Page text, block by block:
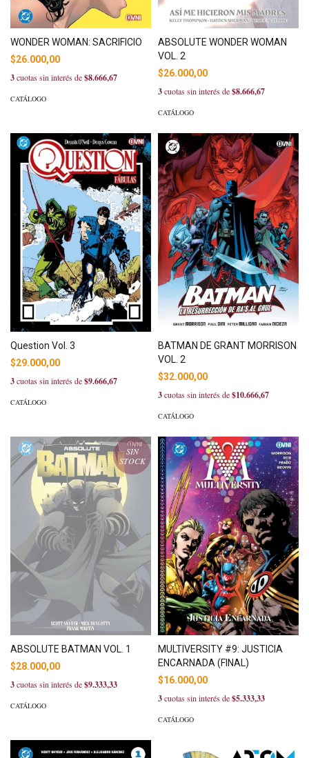
WONDER WOMAN: SACRIFICIO
$26.000,00
3cuotas sin interés de$8.666,67
CATÁLOGO
ABSOLUTE WONDER WOMAN
VOL. 2
$26.000,00
3cuotas sin interés de$8.666,67
CATÁLOGO
Question Vol. 3
$29.000,00
3cuotas sin interés de$9.666,67
CATÁLOGO
BATMAN DE GRANT MORRISON
VOL. 2
$32.000,00
3cuotas sin interés de$10.666,67
CATÁLOGO
SIN
STOCK
ABSOLUTE BATMAN VOL. 1
$28.000,00
3cuotas sin interés de$9.333,33
CATÁLOGO
MULTIVERSITY #9: JUSTICIA
ENCARNADA (FINAL)
$16.000,00
3cuotas sin interés de$5.333,33
CATÁLOGO